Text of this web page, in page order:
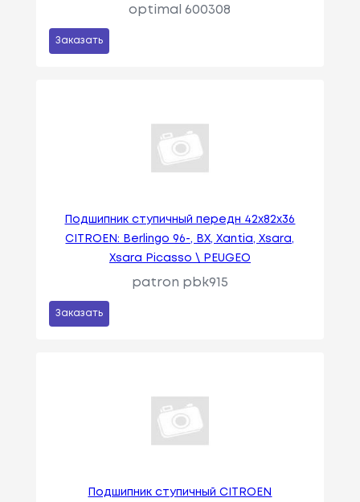
optimal 600308
Заказать
Подшипник ступичный передн 42x82x36
CITROEN: Berlingo 96-, BX, Xantia, Xsara,
Xsara Picasso \ PEUGEO
patron pbk915
Заказать
Подшипник ступичный CITROEN